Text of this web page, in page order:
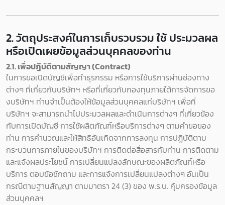
2. วัตถุประสงค์ในการเก็บรวบรวม ใช้ ประมวลผล
หรือเปิดเผยข้อมูลส่วนบุคคลของท่าน
2.1. เพื่อปฎิบัติตามสัญญา (Contract)
ในการขอเปิดบัญชีเพื่อทำธุรกรรม หรือการใช้บริการผ่านช่องทาง
ต่างๆ ที่เกี่ยวกับบริษัทฯ หรือที่เกี่ยวกับกองทุนภายใต้การจัดการขอ
งบริษัทฯ ท่านจำเป็นต้องให้ข้อมูลส่วนบุคคลแก่บริษัทฯ เพื่อที่
บริษัทฯ จะสามารถนำไปประมวลผลและดำเนินการต่างๆ ที่เกี่ยวข้อง
กับการเปิดบัญชี การใช้ผลิตภัณฑ์หรือบริการต่างๆ ตามคำขอของ
ท่าน การคำนวณและให้สิทธิอันเกิดจากการลงทุน การปฏิบัติตาม
กระบวนการภายในของบริษัทฯ การติดต่อสื่อสารกับท่าน การติดตาม
และแจ้งผลประโยชน์ การเปลี่ยนแปลงลักษณะของผลิตภัณฑ์หรือ
บริการ ตอบข้อซักถาม และการแจ้งการเปลี่ยนแปลงต่างๆ อันเป็น
กรณีตามฐานสัญญา ตามมาตรา 24 (3) ของ พ.ร.บ. คุ้มครองข้อมูล
ส่วนบุคคลฯ